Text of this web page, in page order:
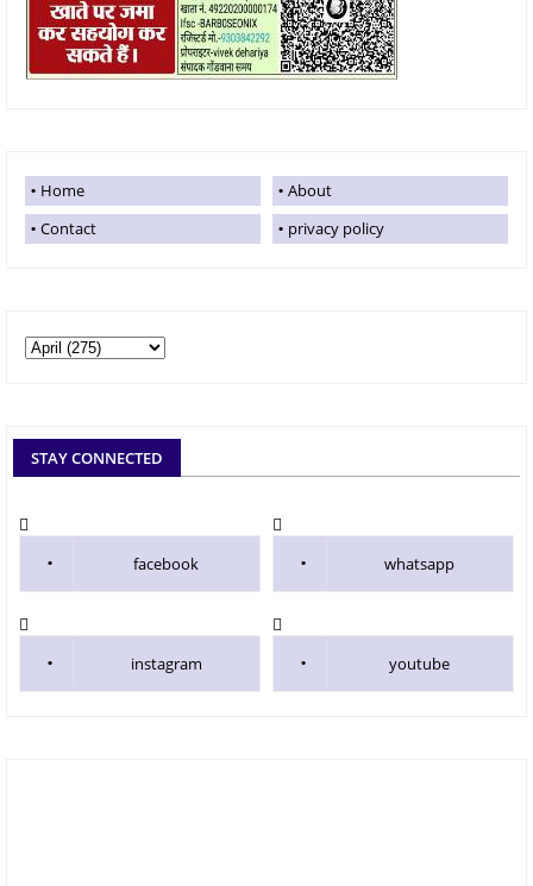
Home
About
Contact
privacy policy
STAY CONNECTED
facebook whatsapp
instagram youtube